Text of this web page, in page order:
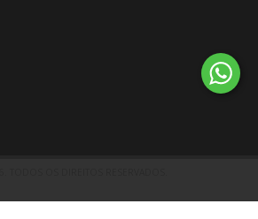
TODOS OS DIREITOS RESERVADOS.